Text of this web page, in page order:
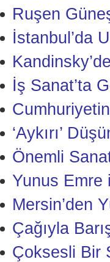
Ruşen
İstanbul’da
İş Sanat’ta
‘Aykırı’
Önemli
Yunus Emre
Mersin’den
Çağıyla
Çoksesli Bir